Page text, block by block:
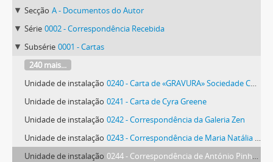
Secção A - Documentos do Autor
Série 0002 - Correspondência Recebida
Subsérie 0001 - Cartas
240 mais...
Unidade de instalação 0240 - Carta de «GRAVURA» Sociedade Cooperativa de Gravadores Portugueses
Unidade de instalação 0241 - Carta de Cyra Greene
Unidade de instalação 0242 - Correspondência da Galeria Zen
Unidade de instalação 0243 - Correspondência de Maria Natália Brito Correia Guedes
Unidade de instalação 0244 - Correspondência de António Pinheiro Guimarães